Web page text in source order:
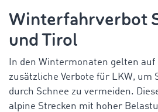
Winterfahrverbot
und Tirol
In den Wintermonaten gelten auf
zusätzliche Verbote für LKW, um
durch Schnee zu vermeiden.
alpine Strecken mit hoher